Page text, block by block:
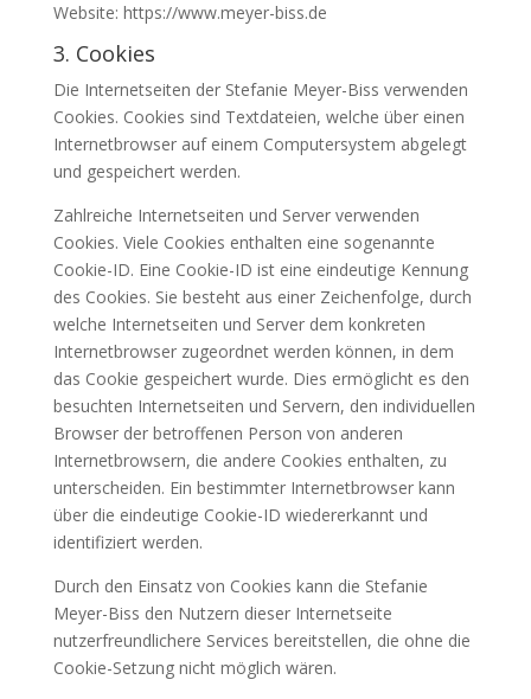
Website: https://www.meyer-biss.de
3. Cookies
Die Internetseiten der Stefanie Meyer-Biss verwenden
Cookies. Cookies sind Textdateien, welche über einen
Internetbrowser auf einem Computersystem abgelegt
und gespeichert werden.
Zahlreiche Internetseiten und Server verwenden
Cookies. Viele Cookies enthalten eine sogenannte
Cookie-ID. Eine Cookie-ID ist eine eindeutige Kennung
des Cookies. Sie besteht aus einer Zeichenfolge, durch
welche Internetseiten und Server dem konkreten
Internetbrowser zugeordnet werden können, in dem
das Cookie gespeichert wurde. Dies ermöglicht es den
besuchten Internetseiten und Servern, den individuellen
Browser der betroffenen Person von anderen
Internetbrowsern, die andere Cookies enthalten, zu
unterscheiden. Ein bestimmter Internetbrowser kann
über die eindeutige Cookie-ID wiedererkannt und
identifiziert werden.
Durch den Einsatz von Cookies kann die Stefanie
Meyer-Biss den Nutzern dieser Internetseite
nutzerfreundlichere Services bereitstellen, die ohne die
Cookie-Setzung nicht möglich wären.